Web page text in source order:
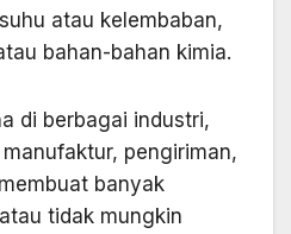
atau kelembaban,
bahan-bahan kimia.
di berbagai industri,
pengiriman,
banyak
tidak mungkin